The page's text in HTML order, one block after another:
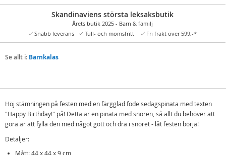
Skandinaviens största leksaksbutik
Årets butik 2025 - Barn & familj
Snabb leverans
Tull- och momsfritt Fri frakt över 599,-*
Se allt i: Barnkalas
Höj stämningen på festen med en färgglad födelsedagspinata med texten
"Happy Birthday!" på! Detta är en pinata med snören, så allt du behöver att
göra är att fylla den med något gott och dra i snöret - låt festen börja!
Detaljer:
Mått: 44 x 44 x 9 cm